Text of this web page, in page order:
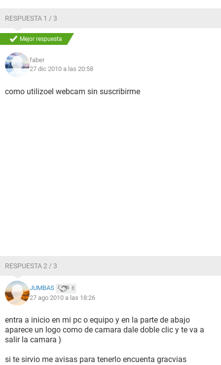
RESPUESTA 1 / 3
Mejor respuesta
faber
27 dic 2010 a las 20:58
como utilizoel webcam sin suscribirme
RESPUESTA 2 / 3
JUMBAS 8
27 ago 2010 a las 18:26
entra a inicio en mi pc o equipo y en la parte de abajo
aparece un logo como de camara dale doble clic y te va a
salir la camara }
si te sirvio me avisas para tenerlo encuenta gracvias